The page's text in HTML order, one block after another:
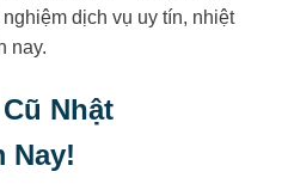
dịch vụ uy tín, nhiệt
nay.
Nhật
Nay!